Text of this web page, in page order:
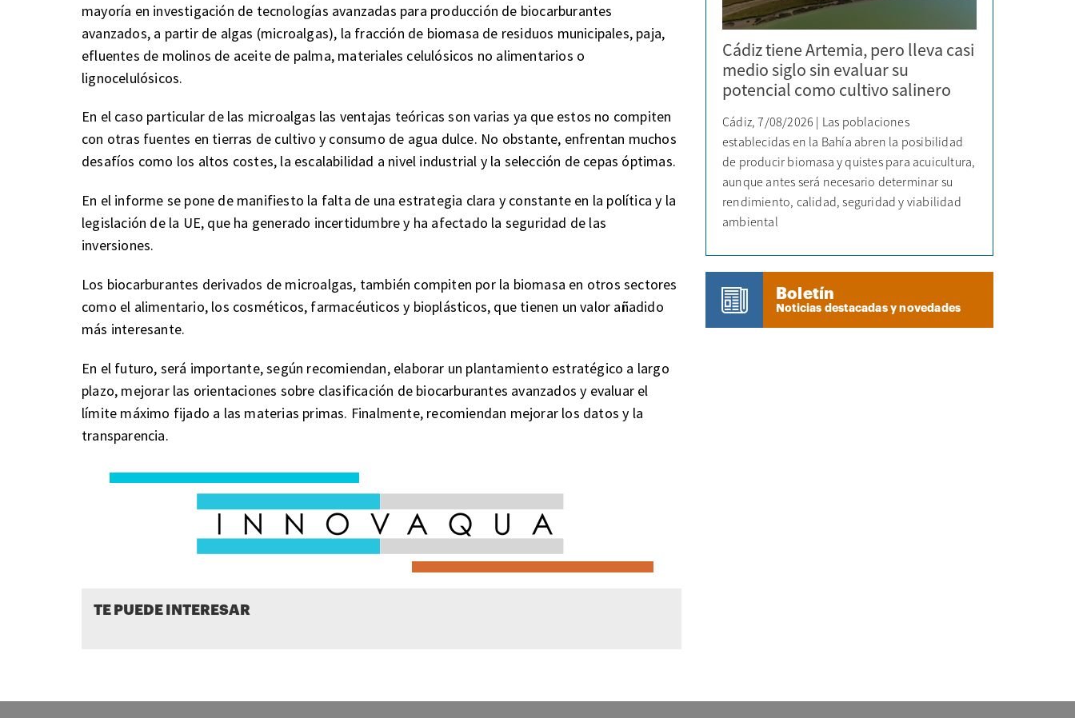
mayoría en investigación de tecnologías avanzadas para producción de biocarburantes
avanzados, a partir de algas (microalgas), la fracción de biomasa de residuos municipales, paja,
efluentes de molinos de aceite de palma, materiales celulósicos no alimentarios o
lignocelulósicos.
En el caso particular de las microalgas las ventajas teóricas son varias ya que estos no compiten
con otras fuentes en tierras de cultivo y consumo de agua dulce. No obstante, enfrentan muchos
desafíos como los altos costes, la escalabilidad a nivel industrial y la selección de cepas óptimas.
En el informe se pone de manifiesto la falta de una estrategia clara y constante en la política y la
legislación de la UE, que ha generado incertidumbre y ha afectado la seguridad de las
inversiones.
Los biocarburantes derivados de microalgas, también compiten por la biomasa en otros sectores
como el alimentario, los cosméticos, farmacéuticos y bioplásticos, que tienen un valor añadido
más interesante.
En el futuro, será importante, según recomiendan, elaborar un plantamiento estratégico a largo
plazo, mejorar las orientaciones sobre clasificación de biocarburantes avanzados y evaluar el
límite máximo fijado a las materias primas. Finalmente, recomiendan mejorar los datos y la
transparencia.
TE PUEDE INTERESAR
Cádiz tiene Artemia, pero lleva casi
medio siglo sin evaluar su
potencial como cultivo salinero
Cádiz, 7/08/2026 | Las poblaciones
establecidas en la Bahía abren la posibilidad
de producir biomasa y quistes para acuicultura,
aunque antes será necesario determinar su
rendimiento, calidad, seguridad y viabilidad
ambiental
Boletín
Noticias destacadas y novedades